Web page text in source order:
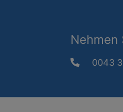
Nehmen
0043